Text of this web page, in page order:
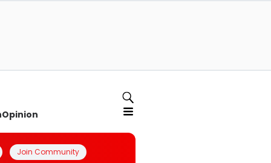
Opinion
Join Community